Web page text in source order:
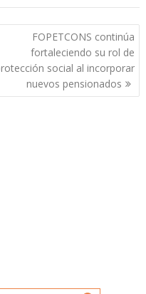
FOPETCONS continúa
fortaleciendo su rol de
social al incorporar
nuevos pensionados